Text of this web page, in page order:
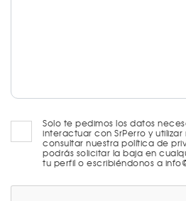
Solo te pedimos los datos
interactuar con SrPerro y utilizar
consultar nuestra política de
podrás solicitar la baja en
tu perfil o escribiéndonos a